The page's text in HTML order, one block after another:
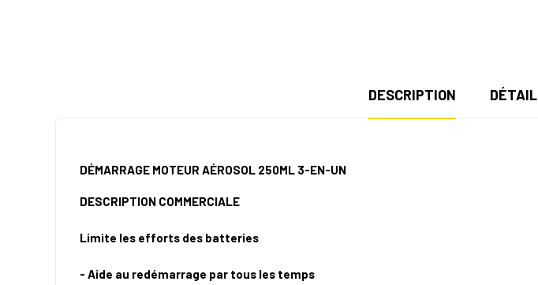
DESCRIPTION
DÉMARRAGE MOTEUR AÉROSOL 250ML 3-EN-UN
DESCRIPTION COMMERCIALE
Limite les efforts des batteries
- Aide au redémarrage par tous les temps